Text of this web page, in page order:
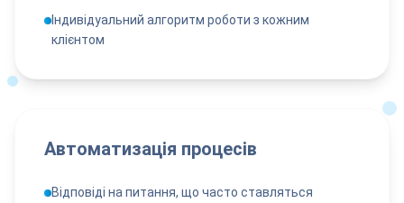
Індивідуальний алгоритм роботи з кожним
клієнтом
Автоматизація процесів
Відповіді на питання, що часто ставляться